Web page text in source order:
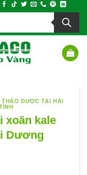
THẢO DƯỢC TẠI HẢI
xoăn kale
Dương